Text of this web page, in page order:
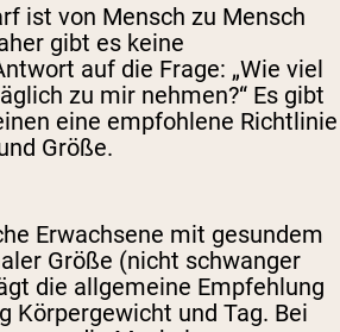
ist von Mensch zu Mensch
gibt es keine
auf die Frage: „Wie viel
zu mir nehmen?“ Es gibt
eine empfohlene Richtlinie
Größe.
Erwachsene mit gesundem
Größe (nicht schwanger
die allgemeine Empfehlung
Körpergewicht und Tag. Bei